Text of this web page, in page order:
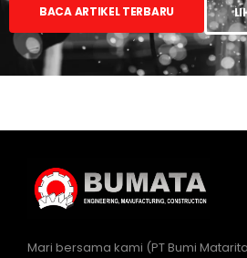
BACA ARTIKEL TERBARU
Mari bersama kami (PT Bumi